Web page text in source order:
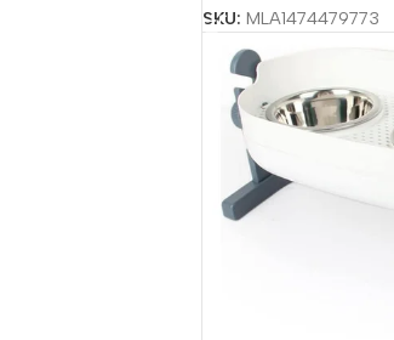
SKU: MLA1474479773